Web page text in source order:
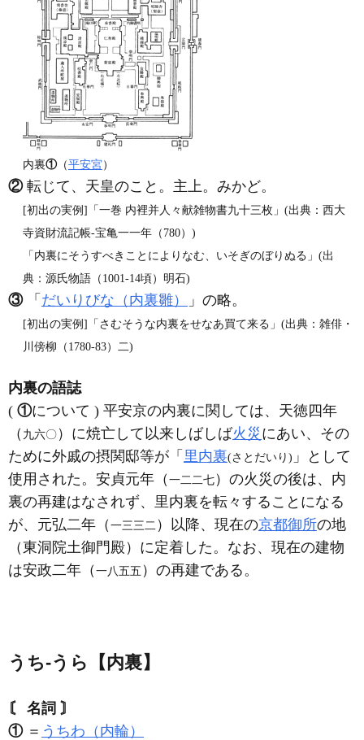
内裏①（平安宮）
②転じて、天皇のこと。主上。みかど。
[初出の実例]「一巻 内裡并人々献雑物書九十三枚」(出典：西大
寺資財流記帳‐宝亀一一年（780）)
「内裏にそうすべきことによりなむ、いそぎのぼりぬる」(出
典：源氏物語（1001‐14頃）明石)
③「 だいりびな（内裏雛） 」の略。
[初出の実例]「さむそうな内裏をせなあ買て来る」(出典：雑俳・
川傍柳（1780‐83）二)
内裏の語誌
( ①について ) 平安京の内裏に関しては、天徳四年
（ 九六〇）に焼亡して以来しばしば火災 にあい、その
ために外戚の摂関邸等が「 里内裏(さとだいり) 」として
使用された。安貞元年（一二二七）の火災の後は、内
裏の再建はなされず、里内裏を転々することになる
が、元弘二年（一三三二 ）以降、現在の京都御所の地
（東洞院土御門殿）に定着した。なお、現在の建物
は安政二年（一八五五 ）の再建である。
うち‐うら【内裏】
〘 名詞 〙
①＝ うちわ（内輪）